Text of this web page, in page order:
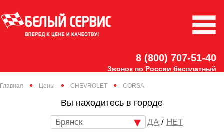
8 (800) 707-51-40
Звонок по России бесплатный
Главная Цены CHEVROLET CORSA
Вы находитесь в городе
Брянск / НЕТ